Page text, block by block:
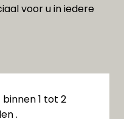
voor u in iedere
1 tot 2
.